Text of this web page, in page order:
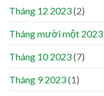
Tháng 12 2023(2)
Tháng mười một 2023
Tháng 10 2023(7)
Tháng 9 2023(1)